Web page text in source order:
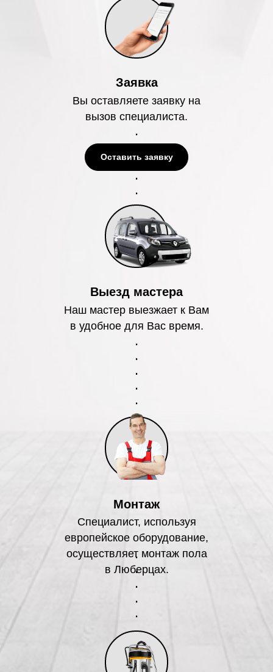
Вы оставляете заявку на
вызов специалиста.
Заявка
Выезд мастера
Наш мастер выезжает к Вам
в удобное для Вас время.
Монтаж
Специалист, используя
европейское оборудование,
осуществляет монтаж пола
в Люберцах.
Оставить заявку